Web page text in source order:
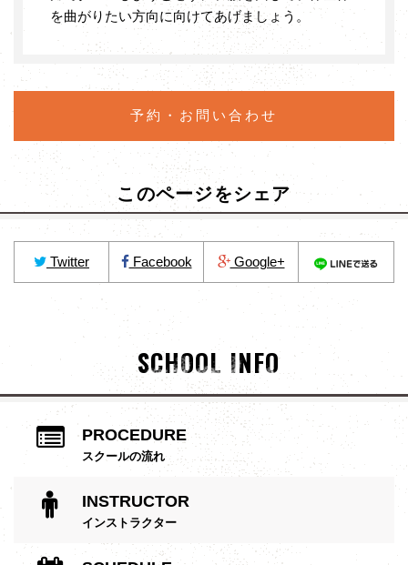
を曲がりたい方向に向けてあげましょう。
予約・お問い合わせ
このページをシェア
Twitter Facebook Google+
SCHOOL INFO
PROCEDURE
スクールの流れ
INSTRUCTOR
インストラクター